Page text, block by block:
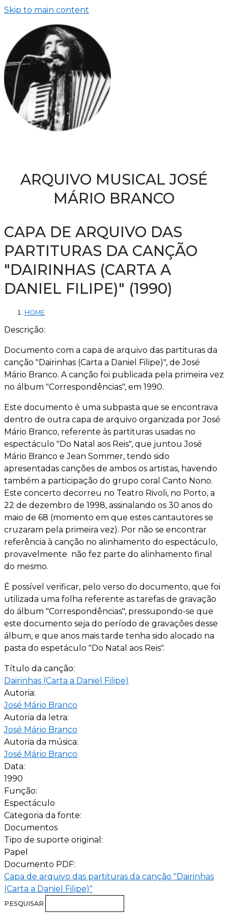
Skip to main content
ARQUIVO MUSICAL JOSÉ
MÁRIO BRANCO
CAPA DE ARQUIVO DAS
PARTITURAS DA CANÇÃO
"DAIRINHAS (CARTA A
DANIEL FILIPE)" (1990)
HOME
Descrição:
Documento com a capa de arquivo das partituras da
canção "Dairinhas (Carta a Daniel Filipe)", de José
Mário Branco. A canção foi publicada pela primeira vez
no álbum "Correspondências", em 1990.
Este documento é uma subpasta que se encontrava
dentro de outra capa de arquivo organizada por José
Mário Branco, referente às partituras usadas no
espectáculo "Do Natal aos Reis", que juntou José
Mário Branco e Jean Sommer, tendo sido
apresentadas canções de ambos os artistas, havendo
também a participação do grupo coral Canto Nono.
Este concerto decorreu no Teatro Rivoli, no Porto, a
22 de dezembro de 1998, assinalando os 30 anos do
maio de 68 (momento em que estes cantautores se
cruzaram pela primeira vez). Por não se encontrar
referência à canção no alinhamento do espectáculo,
provavelmente não fez parte do alinhamento final
do mesmo.
É possível verificar, pelo verso do documento, que foi
utilizada uma folha referente as tarefas de gravação
do álbum "Correspondências", pressupondo-se que
este documento seja do período de gravações desse
álbum, e que anos mais tarde tenha sido alocado na
pasta do espetáculo "Do Natal aos Reis".
Título da canção:
Dairinhas (Carta a Daniel Filipe)
Autoria:
José Mário Branco
Autoria da letra:
José Mário Branco
Autoria da música:
José Mário Branco
Data:
1990
Função:
Espectáculo
Categoria da fonte:
Documentos
Tipo de suporte original:
Papel
Documento PDF:
Capa de arquivo das partituras da canção "Dairinhas
(Carta a Daniel Filipe)"
PESQUISAR